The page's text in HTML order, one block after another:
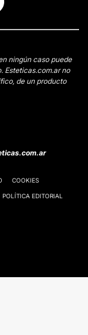
ningún caso puede
Esteticas.com.ar no
de un producto
COOKIES
POLÍTICA EDITORIAL